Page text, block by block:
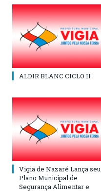
ALDIR BLANC CICLO II
Vigia de Nazaré Lança seu
Plano Municipal de
Segurança Alimentar e